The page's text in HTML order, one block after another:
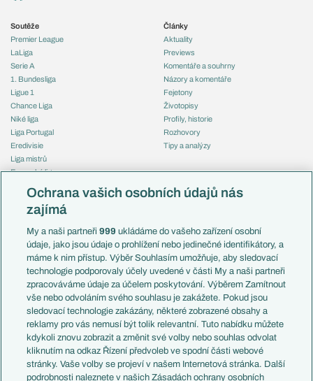
Soutěže
Premier League
LaLiga
Serie A
1. Bundesliga
Ligue 1
Chance Liga
Niké liga
Liga Portugal
Eredivisie
Liga mistrů
Evropská liga
Mistrovství světa
Liga národů
Témata
Představení týmů MS
EuroSkauting
PL v kostce
Evropské koeficienty
Přestupy
Přestupové spekulace
Zranění
Kluby
Arsenal FC
Články
Aktuality
Previews
Komentáře a souhrny
Názory a komentáře
Fejetony
Životopisy
Profily, historie
Rozhovory
Tipy a analýzy
Česko
Francie
Itálie
Německo
Španělsko
Argentina
Brazílie
Přestupy
Zápasy
Livescore
Tipovací soutěž
Ochrana vašich osobních údajů nás
zajímá
My a naši partneři999 ukládáme do vašeho zařízení osobní
údaje, jako jsou údaje o prohlížení nebo jedinečné identifikátory, a
máme k nim přístup. Výběr Souhlasím umožňuje, aby sledovací
technologie podporovaly účely uvedené v části My a naši partneři
zpracováváme údaje za účelem poskytování. Výběrem Zamítnout
vše nebo odvoláním svého souhlasu je zakážete. Pokud jsou
sledovací technologie zakázány, některé zobrazené obsahy a
reklamy pro vás nemusí být tolik relevantní. Tuto nabídku můžete
kdykoli znovu zobrazit a změnit své volby nebo souhlas odvolat
kliknutím na odkaz Řízení předvoleb ve spodní části webové
stránky. Vaše volby se projeví v našem Internetová stránka. Další
podrobnosti naleznete v našich Zásadách ochrany osobních